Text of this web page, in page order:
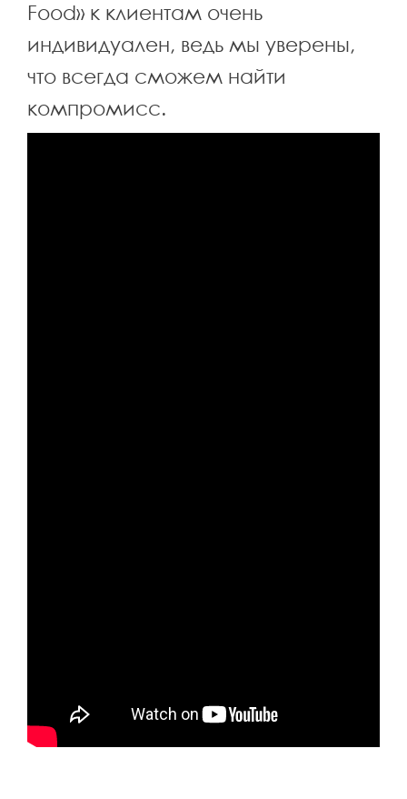
Food» к клиентам очень
индивидуален, ведь мы уверены,
что всегда сможем найти
компромисс.